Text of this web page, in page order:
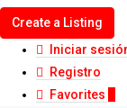
Create a Listing
Iniciar
Registro
Favorites